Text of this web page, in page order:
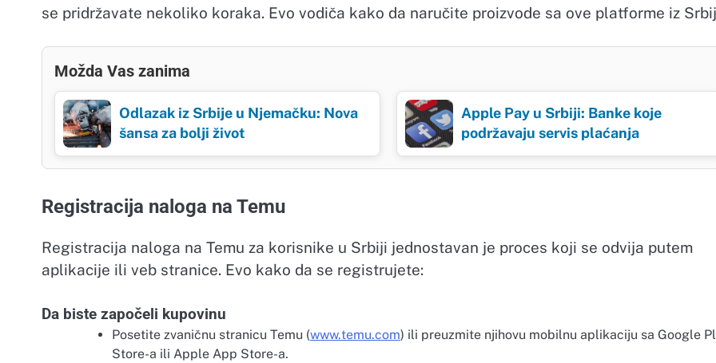
se pridržavate nekoliko koraka. Evo vodiča kako da naručite proizvode sa ove platforme iz
Možda Vas zanima
Odlazak iz Srbije u Njemačku: Nova
šansa za bolji život
Apple Pay u Srbiji: Banke koje
podržavaju servis plaćanja
Registracija naloga na Temu
Registracija naloga na Temu za korisnike u Srbiji jednostavan je proces koji se odvija putem
aplikacije ili veb stranice. Evo kako da se registrujete:
Da biste započeli kupovinu
Posetite zvaničnu stranicu Temu (www.temu.com) ili preuzmite njihovu mobilnu aplikaciju sa Google
Store-a ili Apple App Store-a.